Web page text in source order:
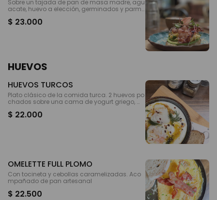
Sobre un tajada de pan de masa madre, agu
acate, huevo a elección, germinados y parme
ón serrano o salmón fresco.
$ 23.000
HUEVOS
HUEVOS TURCOS
Plato clásico de la comida turca. 2 huevos po
chados sobre una cama de yogurt griego, m
nal. Ligeramente picante
$ 22.000
OMELETTE FULL PLOMO
Con tocineta y cebollas caramelizadas. Aco
mpañado de pan artesanal
$ 22.500